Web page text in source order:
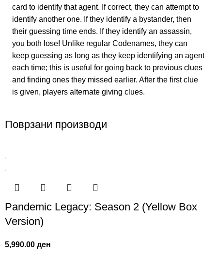
card to identify that agent. If correct, they can attempt to
identify another one. If they identify a bystander, then
their guessing time ends. If they identify an assassin,
you both lose! Unlike regular Codenames, they can
keep guessing as long as they keep identifying an agent
each time; this is useful for going back to previous clues
and finding ones they missed earlier. After the first clue
is given, players alternate giving clues.
Поврзани производи
Pandemic Legacy: Season 2 (Yellow Box
Version)
5,990.00ден